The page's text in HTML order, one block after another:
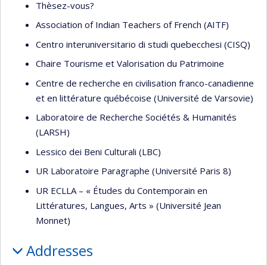
Thèsez-vous?
Association of Indian Teachers of French (AITF)
Centro interuniversitario di studi quebecchesi (CISQ)
Chaire Tourisme et Valorisation du Patrimoine
Centre de recherche en civilisation franco-canadienne
et en littérature québécoise (Université de Varsovie)
Laboratoire de Recherche Sociétés & Humanités
(LARSH)
Lessico dei Beni Culturali (LBC)
UR Laboratoire Paragraphe (Université Paris 8)
UR ECLLA – « Études du Contemporain en
Littératures, Langues, Arts » (Université Jean
Monnet)
Addresses